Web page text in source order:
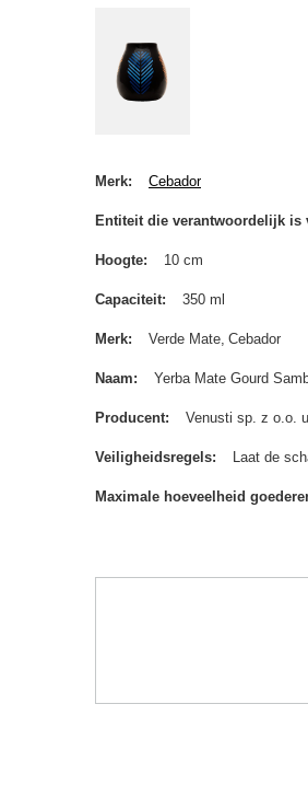
Merk Cebador
Entiteit die verantwoordelijk
Hoogte 10 cm
Capaciteit 350 ml
Merk Verde Mate Cebador
Naam Yerba Mate Gourd
Producent Venusti sp. z o.o.
Veiligheidsregels Laat de
Maximale hoeveelheid